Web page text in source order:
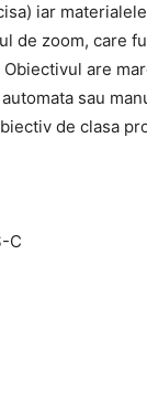
iar
de zoom, care
are
sau
de clasa
C